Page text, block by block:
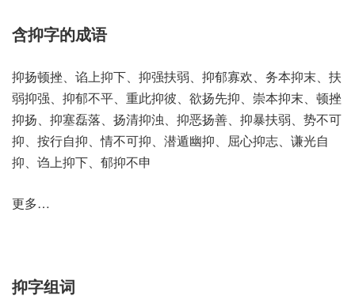
含抑字的成语
抑扬顿挫、谄上抑下、抑强扶弱、抑郁寡欢、务本抑末、扶
弱抑强、抑郁不平、重此抑彼、欲扬先抑、崇本抑末、顿挫
抑扬、抑塞磊落、扬清抑浊、抑恶扬善、抑暴扶弱、势不可
抑、按行自抑、情不可抑、潜遁幽抑、屈心抑志、谦光自
抑、诌上抑下、郁抑不申
更多…
抑字组词